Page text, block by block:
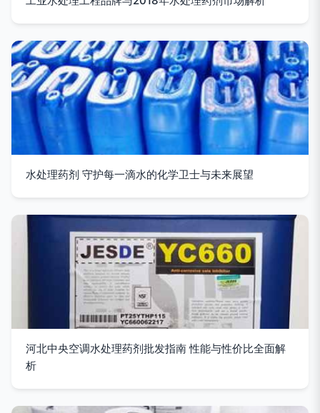
水处理药剂 守护每一滴水的化学卫士与未来展望
河北中央空调水处理药剂批发指南 性能与性价比全面解
析